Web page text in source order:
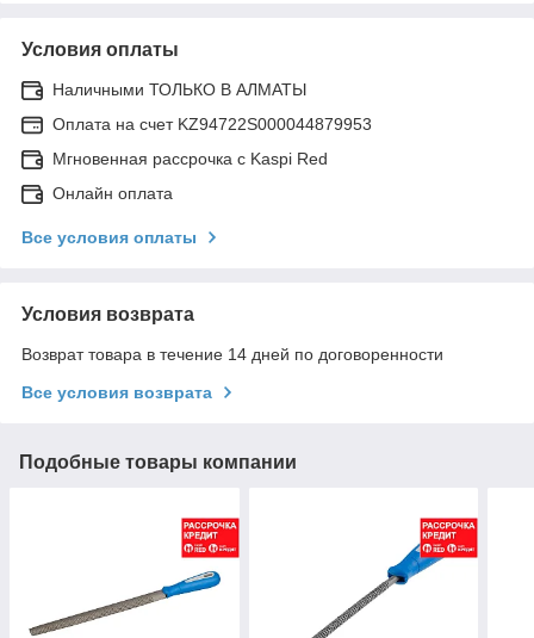
Условия оплаты
Наличными ТОЛЬКО В АЛМАТЫ
Оплата на счет KZ94722S000044879953
Мгновенная рассрочка с Kaspi Red
Онлайн оплата
Все условия оплаты
Условия возврата
Возврат товара в течение 14 дней по договоренности
Все условия возврата
Подобные товары компании